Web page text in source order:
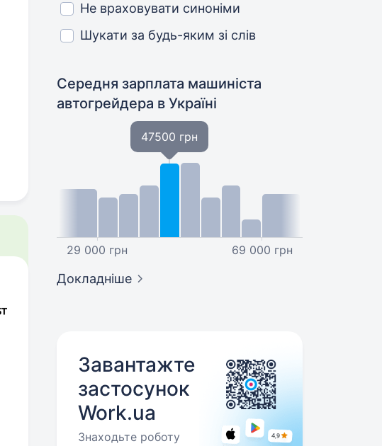
Не враховувати синоніми
Шукати за будь-яким зі слів
Середня зарплата машиніста
автогрейдера в Україні
29 000 грн
47500 грн
69 000 грн
Докладніше
Завантажте
застосунок
Work.ua
Знаходьте роботу